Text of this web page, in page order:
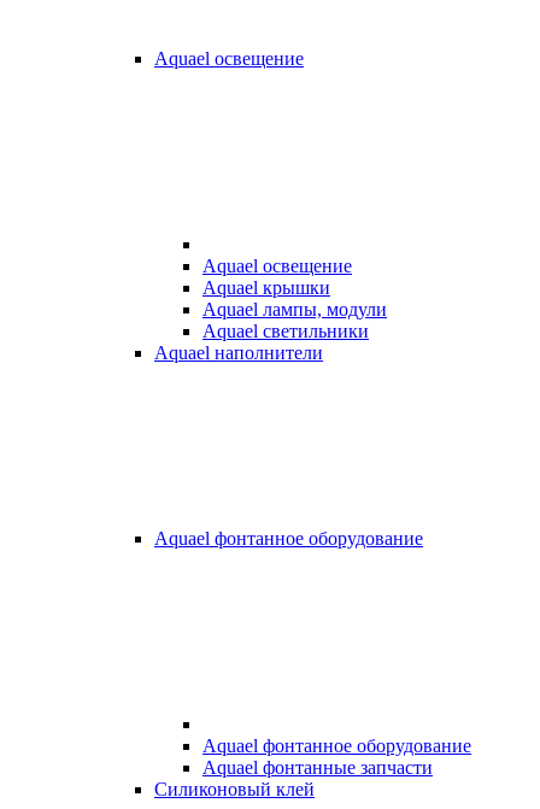
Aquael освещение
Aquael освещение
Aquael крышки
Aquael лампы, модули
Aquael светильники
Aquael наполнители
Aquael фонтанное оборудование
Aquael фонтанное оборудование
Aquael фонтанные запчасти
Силиконовый клей